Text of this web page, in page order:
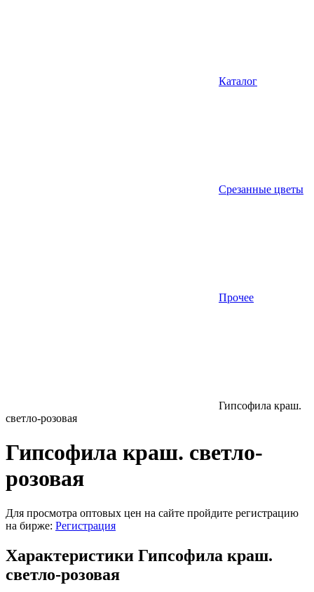
Каталог
Срезанные цветы
Прочее
Гипсофила краш.
светло-розовая
Гипсофила краш. светло-
розовая
Для просмотра оптовых цен на сайте пройдите регистрацию
на бирже: Регистрация
Характеристики Гипсофила краш.
светло-розовая